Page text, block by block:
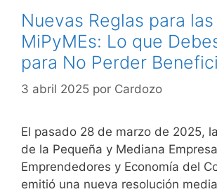
Nuevas Reglas para las
MiPyMEs: Lo que
para No Perder
3 abril 2025 por Cardozo
El pasado 28 de marzo de 2025,
de la Pequeña y Mediana
Emprendedores y Economía del
emitió una nueva resolución